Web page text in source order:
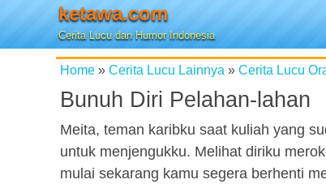
ketawa.com
Cerita Lucu dan Humor Indonesia
Home » Cerita Lucu Lainnya » Cerita Lucu
Bunuh Diri Pelahan-lahan
Meita, teman karibku saat kuliah yang
untuk menjengukku. Melihat diriku
mulai sekarang kamu segera berhenti